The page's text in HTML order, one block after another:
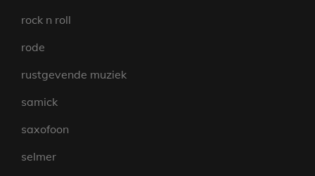
rock n roll
rode
rustgevende muziek
samick
saxofoon
selmer